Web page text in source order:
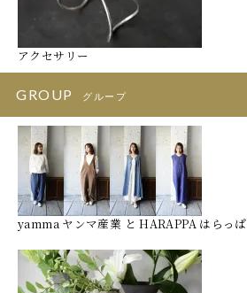
アクセサリー
GROUP グループ
yamma ヤンマ産業 と HARAPPA はらっぱ